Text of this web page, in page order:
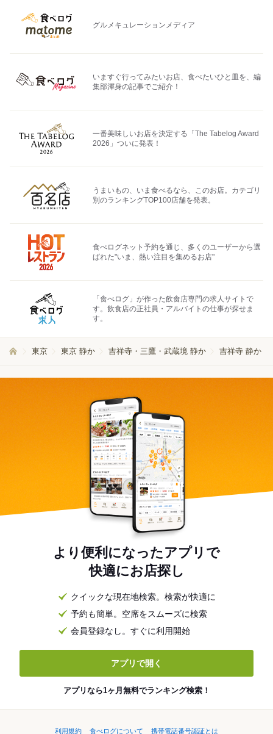
グルメキュレーションメディア
いますぐ行ってみたいお店、食べたいひと皿を、編
集部渾身の記事でご紹介！
一番美味しいお店を決定する「The Tabelog Award
2026」ついに発表！
うまいもの、いま食べるなら、このお店。カテゴリ
別のランキングTOP100店舗を発表。
食べログネット予約を通じ、多くのユーザーから選
ばれた"いま、熱い注目を集めるお店"
「食べログ」が作った飲食店専門の求人サイトで
す。飲食店の正社員・アルバイトの仕事が探せま
す。
東京 東京 静か 吉祥寺・三鷹・武蔵境 静か 吉祥寺 静か
より便利になったアプリで
快適にお店探し
クイックな現在地検索。検索が快適に
予約も簡単。空席をスムーズに検索
会員登録なし。すぐに利用開始
アプリで開く
アプリなら1ヶ月無料でランキング検索！
利用規約 食べログについて 携帯電話番号認証とは